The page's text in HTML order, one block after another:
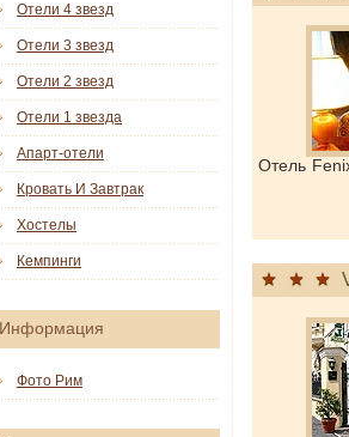
Отель
Отели 4 звезд
Отели 3 звезд
Отели 2 звезд
Отели 1 звезда
Апарт-отели
Кровать И Завтрак
Хостелы
Кемпинги
Информация
Фото Рим